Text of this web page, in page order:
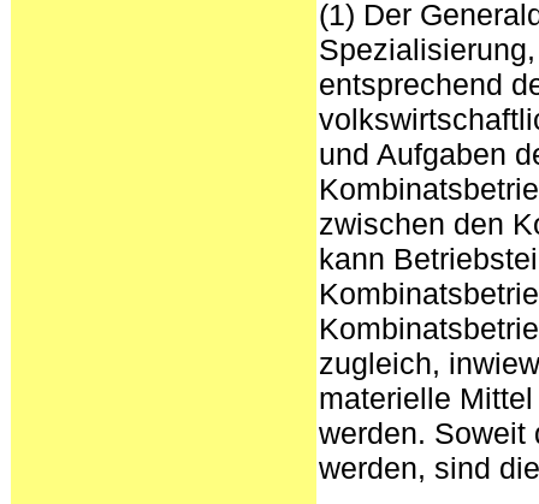
(1) Der
entsprechend
und Aufgaben
zwischen den
kann
zugleich,
materielle
werden. Soweit
werden, sind